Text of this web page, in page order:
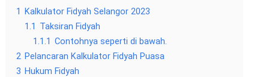
1
Kalkulator Fidyah Selangor 2023
1.1 Taksiran Fidyah
1.1.1 Contohnya seperti di bawah.
2 Pelancaran Kalkulator Fidyah Puasa
3 Hukum Fidyah